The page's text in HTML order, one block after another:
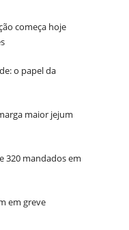
começa hoje
o papel da
maior jejum
320 mandados em
em greve